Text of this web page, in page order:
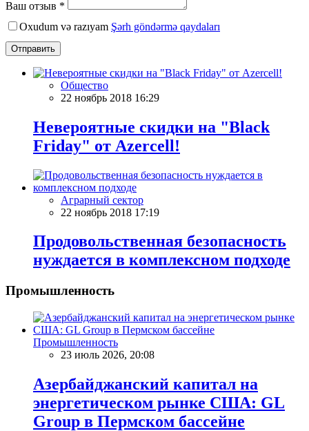
Ваш отзыв *
Oxudum və razıyam Şərh göndərmə qaydaları
Отправить
Общество
22 ноябрь 2018 16:29
Невероятные скидки на "Black
Friday" от Azercell!
Аграрный сектор
22 ноябрь 2018 17:19
Продовольственная безопасность
нуждается в комплексном подходе
Промышленность
Промышленность
23 июль 2026, 20:08
Азербайджанский капитал на
энергетическом рынке США: GL
Group в Пермском бассейне